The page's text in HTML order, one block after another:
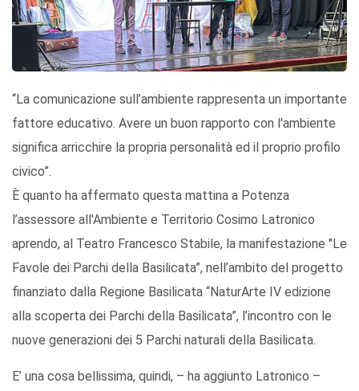
“La comunicazione sull’ambiente rappresenta un importante
fattore educativo. Avere un buon rapporto con l'ambiente
significa arricchire la propria personalità ed il proprio profilo
civico”.
È quanto ha affermato questa mattina a Potenza
l’assessore all'Ambiente e Territorio Cosimo Latronico
aprendo, al Teatro Francesco Stabile, la manifestazione "Le
Favole dei Parchi della Basilicata”, nell’ambito del progetto
finanziato dalla Regione Basilicata “NaturArte IV edizione
alla scoperta dei Parchi della Basilicata”, l’incontro con le
nuove generazioni dei 5 Parchi naturali della Basilicata.
E’ una cosa bellissima, quindi, – ha aggiunto Latronico –